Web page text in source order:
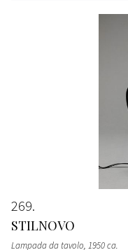
269
STILNOVO
Lampada da tavolo, 1950 ca.